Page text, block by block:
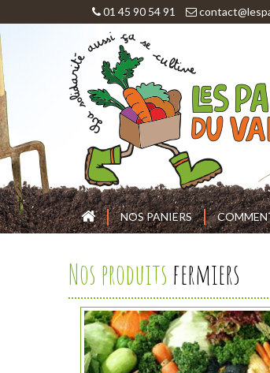
01 45 90 54 91
NOS PANIERS
Nos produits fermiers